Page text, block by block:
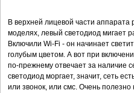
В верхней лицевой части
моделях, левый светодиод мигает
Включили Wi-Fi - он начинает
голубым цветом. А вот при
по-прежнему отвечает за наличие
светодиод моргает, значит, сеть
или звонок, или смс. Очень